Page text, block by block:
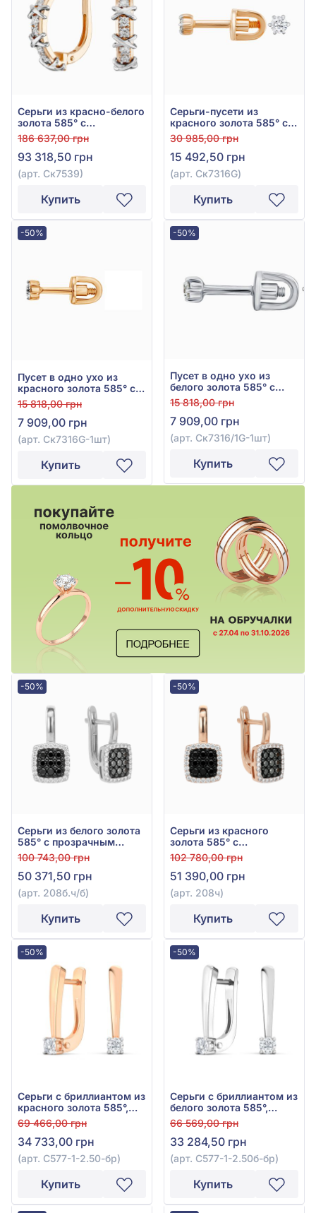
Серьги из красно-белого
золота 585° с
бриллиантом 0,36ct, арт.
Ск7539
186 637,00 грн
93 318,50 грн
(арт. Ск7539)
Купить
Серьги-пусети из
красного золота 585° с
бриллиантом 0,1ct, арт.
Ск7316G
30 985,00 грн
15 492,50 грн
(арт. Ск7316G)
Купить
-50%
Пусет в одно ухо из
красного золота 585° с
бриллиантом 0,05ct, арт.
Ск7316G-1шт
15 818,00 грн
7 909,00 грн
(арт. Ск7316G-1шт)
Купить
-50%
Пусет в одно ухо из
белого золота 585° с
бриллиантом 0,05ct, арт.
Ск7316/1G-1шт
15 818,00 грн
7 909,00 грн
(арт. Ск7316/1G-1шт)
Купить
-50%
Серьги из белого золота
585° с прозрачным
бриллиантом 0,139ct и
чёрным бриллиантом
0,235ct, арт. 208б.ч/б
100 743,00 грн
50 371,50 грн
(арт. 208б.ч/б)
Купить
-50%
Серьги из красного
золота 585° с
прозрачным
бриллиантом 0,138ct и
чёрным бриллиантом
0,234ct, арт. 208ч
102 780,00 грн
51 390,00 грн
(арт. 208ч)
Купить
-50%
Серьги с бриллиантом из
красного золота 585°,
0,12ct, арт. С577-1-2.50к-
бр
69 466,00 грн
34 733,00 грн
(арт. С577-1-2.50-бр)
Купить
-50%
Серьги с бриллиантом из
белого золота 585°,
0,11ct, арт. С577-1-2.50б-
бр
66 569,00 грн
33 284,50 грн
(арт. С577-1-2.50б-бр)
Купить